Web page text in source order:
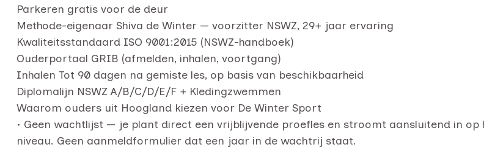
Parkeren gratis voor de deur
Methode-eigenaar Shiva de Winter — voorzitter NSWZ, 29+ jaar ervaring
Kwaliteitsstandaard ISO 9001:2015 (NSWZ-handboek)
Ouderportaal GRIB (afmelden, inhalen, voortgang)
Inhalen Tot 90 dagen na gemiste les, op basis van beschikbaarheid
Diplomalijn NSWZ A/B/C/D/E/F + Kledingzwemmen
Waarom ouders uit Hoogland kiezen voor De Winter Sport
• Geen wachtlijst — je plant direct een vrijblijvende proefles en stroomt aansluitend in op
niveau. Geen aanmeldformulier dat een jaar in de wachtrij staat.